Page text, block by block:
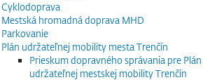
Cyklodoprava
Mestská hromadná doprava MHD
Parkovanie
Plán udržateľnej mobility mesta Trenčín
Prieskum dopravného správania pre Plán
udržateľnej mestskej mobility Trenčín